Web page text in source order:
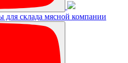
склада мясной компании